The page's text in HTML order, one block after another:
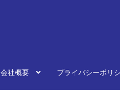
会社概要 プライバシーポリ